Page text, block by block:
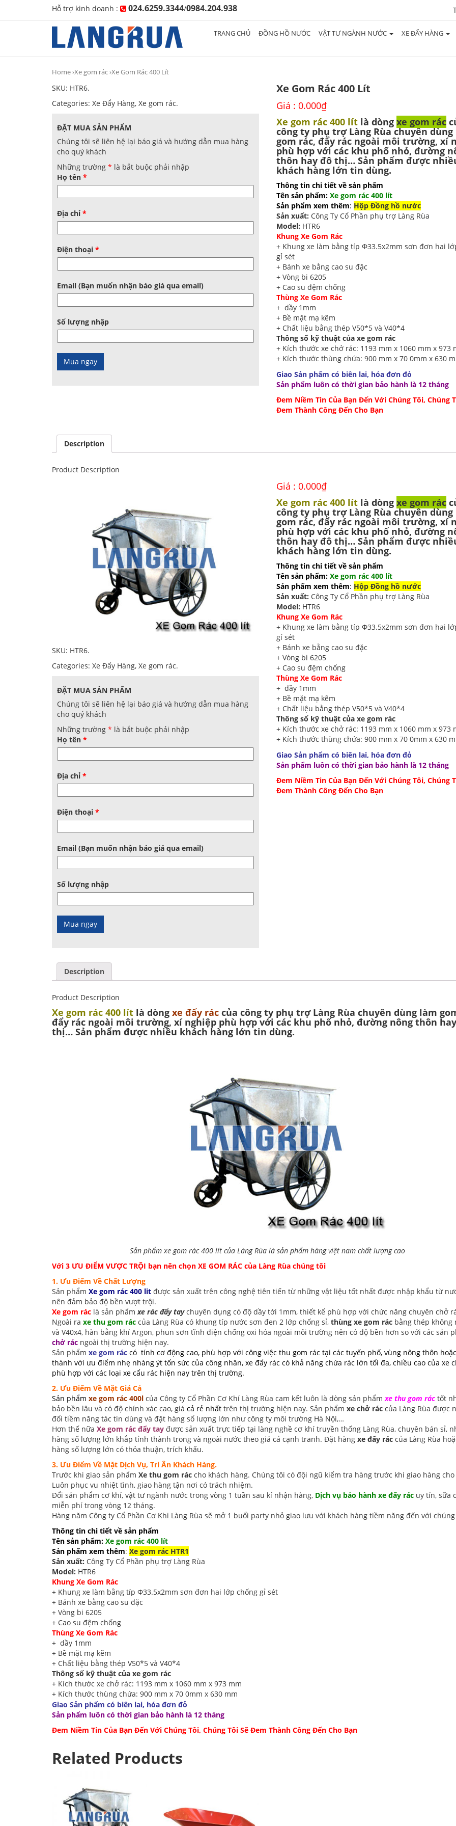
Hỗ trợ kinh doanh : 024.6259.3344/0984.204.938
TRANG CHỦ ĐỒNG HỒ NƯỚC VẬT TƯ NGÀNH NƯỚC XE ĐẨY HÀNG
Home›Xe gom rác›Xe Gom Rác 400 Lít
SKU: HTR6.
Categories: Xe Đẩy Hàng, Xe gom rác.
ĐẶT MUA SẢN PHẨM
Chúng tôi sẽ liên hệ lại báo giá và hướng dẫn mua hàng
cho quý khách
Những trường * là bắt buộc phải nhập
Họ tên *
Địa chỉ *
Điện thoại *
Email (Bạn muốn nhận báo giá qua email)
Số lượng nhập
Xe Gom Rác 400 Lít
Giá : 0.000₫
Xe gom rác 400 lítlà dòng xe gom rác
công ty phụ trợ Làng Rùa chuyên dùng
gom rác, đẩy rác ngoài môi trường, xí
phù hợp với các khu phố nhỏ, đường
thôn hay đô thị… Sản phẩm được
khách hàng lớn tin dùng.
Thông tin chi tiết về sản phẩm
Tên sản phẩm: Xe gom rác 400 lít
Sản phẩm xem thêm: Hộp Đồng hồ nước
Sản xuất: Công Ty Cổ Phần phụ trợ Làng Rùa
Model: HTR6
Khung Xe Gom Rác
+ Khung xe làm bằng típ Ф33.5x2mm sơn đơn hai
gỉ sét
+ Bánh xe bằng cao su đặc
+ Vòng bi 6205
+ Cao su đệm chống
Thùng Xe Gom Rác
+ dầy 1mm
+ Bề mặt mạ kẽm
+ Chất liệu bằng thép V50*5 và V40*4
Thông số kỹ thuật của xe gom rác
+ Kích thước xe chở rác: 1193 mm x 1060 mm x 973
+ Kích thước thùng chứa: 900 mm x 70 0mm x 630
Giao Sản phẩm có biên lai, hóa đơn đỏ
Sản phẩm luôn có thời gian bảo hành là 12 tháng
Đem Niềm Tin Của Bạn Đến Với Chúng Tôi, Chúng
Đem Thành Công Đến Cho Bạn
Description
Product Description
SKU: HTR6.
Categories: Xe Đẩy Hàng, Xe gom rác.
ĐẶT MUA SẢN PHẨM
Chúng tôi sẽ liên hệ lại báo giá và hướng dẫn mua hàng
cho quý khách
Những trường * là bắt buộc phải nhập
Họ tên *
Địa chỉ *
Điện thoại *
Email (Bạn muốn nhận báo giá qua email)
Số lượng nhập
Giá : 0.000₫
Xe gom rác 400 lítlà dòng xe gom rác
công ty phụ trợ Làng Rùa chuyên dùng
gom rác, đẩy rác ngoài môi trường, xí
phù hợp với các khu phố nhỏ, đường
thôn hay đô thị… Sản phẩm được
khách hàng lớn tin dùng.
Thông tin chi tiết về sản phẩm
Tên sản phẩm: Xe gom rác 400 lít
Sản phẩm xem thêm: Hộp Đồng hồ nước
Sản xuất: Công Ty Cổ Phần phụ trợ Làng Rùa
Model: HTR6
Khung Xe Gom Rác
+ Khung xe làm bằng típ Ф33.5x2mm sơn đơn hai
gỉ sét
+ Bánh xe bằng cao su đặc
+ Vòng bi 6205
+ Cao su đệm chống
Thùng Xe Gom Rác
+ dầy 1mm
+ Bề mặt mạ kẽm
+ Chất liệu bằng thép V50*5 và V40*4
Thông số kỹ thuật của xe gom rác
+ Kích thước xe chở rác: 1193 mm x 1060 mm x 973
+ Kích thước thùng chứa: 900 mm x 70 0mm x 630
Giao Sản phẩm có biên lai, hóa đơn đỏ
Sản phẩm luôn có thời gian bảo hành là 12 tháng
Đem Niềm Tin Của Bạn Đến Với Chúng Tôi, Chúng
Đem Thành Công Đến Cho Bạn
Description
Product Description
Xe gom rác 400 lít là dòng xe đẩy rác của công ty phụ trợ Làng Rùa chuyên dùng làm
đẩy rác ngoài môi trường, xí nghiệp phù hợp với các khu phố nhỏ, đường nông thôn
thị… Sản phẩm được nhiều khách hàng lớn tin dùng.
Sản phẩm xe gom rác 400 lít của Làng Rùa là sản phẩm hàng việt nam chất lượng cao
Với 3 ƯU ĐIỂM VƯỢC TRỘI bạn nên chọn XE GOM RÁC của Làng Rùa chúng tôi
1. Ưu Điểm Về Chất Lượng
Sản phẩm Xe gom rác 400 lit được sản xuất trên công nghệ tiên tiến từ những vật liệu tốt nhất được nhập khẩu từ
nên đảm bảo độ bền vượt trội.
Xe gom rác là sản phẩm xe rác đẩy tay chuyên dụng có độ dầy tới 1mm, thiết kế phù hợp với chức năng chuyên chở
Ngoài ra xe thu gom rác của Làng Rùa có khung típ nước sơn đen 2 lớp chống sỉ, thùng xe gom rác bằng thép không
và V40x4, hàn bằng khí Argon, phun sơn tĩnh điện chống oxi hóa ngoài môi trường nên có độ bền hơn so với các sản
chở rác ngoài thị trường hiện nay.
Sản phẩm xe gom rác có tính cơ động cao, phù hợp với công việc thu gom rác tại các tuyến phố, vùng nông thôn
thành với ưu điểm nhẹ nhàng ýt tốn sức của công nhân, xe đẩy rác có khả năng chứa rác lớn tối đa, chiều cao của xe
phù hợp với các loại xe cẩu rác hiện nay trên thị trường.
2. Ưu Điểm Về Mặt Giá Cả
Sản phẩm xe gom rác 400l của Công ty Cổ Phần Cơ Khí Làng Rùa cam kết luôn là dòng sản phẩm xe thu gom rác tốt
bảo bền lâu và có độ chính xác cao, giá cả rẻ nhất trên thị trường hiện nay. Sản phẩm xe chở rác của Làng Rùa được
đối tiềm năng tác tin dùng và đặt hàng số lượng lớn như công ty môi trường Hà Nội,…
Hơn thế nữa Xe gom rác đẩy tay được sản xuất trực tiếp tại làng nghề cơ khí truyền thống Làng Rùa, chuyên bán sỉ,
hàng số lượng lớn khắp tỉnh thành trong và ngoài nước theo giá cả cạnh tranh. Đặt hàng xe đẩy rác của Làng Rùa
hàng số lượng lớn có thỏa thuận, trích khấu.
3. Ưu Điểm Về Mặt Dịch Vụ, Tri Ân Khách Hàng.
Trước khi giao sản phẩm Xe thu gom rác cho khách hàng. Chúng tôi có đội ngũ kiểm tra hàng trước khi giao hàng cho
Luôn phục vu nhiệt tình, giao hàng tận nơi có trách nhiệm.
Đổi sản phẩm cơ khí, vật tư ngành nước trong vòng 1 tuần sau kí nhận hàng, Dịch vụ bảo hành xe đẩy rác uy tín, sữa
miễn phí trong vòng 12 tháng.
Hàng năm Công ty Cổ Phần Cơ Khi Làng Rùa sẽ mở 1 buổi party nhỏ giao lưu với khách hàng tiềm năng đến với
Thông tin chi tiết về sản phẩm
Tên sản phẩm: Xe gom rác 400 lít
Sản phẩm xem thêm: Xe gom rác HTR1
Sản xuất: Công Ty Cổ Phần phụ trợ Làng Rùa
Model: HTR6
Khung Xe Gom Rác
+ Khung xe làm bằng típ Ф33.5x2mm sơn đơn hai lớp chống gỉ sét
+ Bánh xe bằng cao su đặc
+ Vòng bi 6205
+ Cao su đệm chống
Thùng Xe Gom Rác
+ dầy 1mm
+ Bề mặt mạ kẽm
+ Chất liệu bằng thép V50*5 và V40*4
Thông số kỹ thuật của xe gom rác
+ Kích thước xe chở rác: 1193 mm x 1060 mm x 973 mm
+ Kích thước thùng chứa: 900 mm x 70 0mm x 630 mm
Giao Sản phẩm có biên lai, hóa đơn đỏ
Sản phẩm luôn có thời gian bảo hành là 12 tháng
Đem Niềm Tin Của Bạn Đến Với Chúng Tôi, Chúng Tôi Sẽ Đem Thành Công Đến Cho Bạn
Related Products